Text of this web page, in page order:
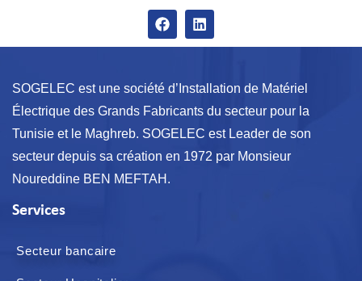
SOGELEC est une société d’Installation de Matériel
Électrique des Grands Fabricants du secteur pour la
Tunisie et le Maghreb. SOGELEC est Leader de son
secteur depuis sa création en 1972 par Monsieur
Noureddine BEN MEFTAH.
Services
Secteur bancaire